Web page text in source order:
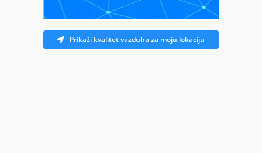
Prikaži kvalitet vazduha za moju lokaciju